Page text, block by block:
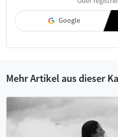
Google
Mehr Artikel aus dieser